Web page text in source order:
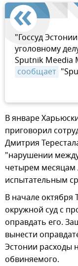
"Госсуд
уголовному
Sputnik Meedia
сообщает
В январе
приговорил
Дмитрия
"нарушении
четырем месяцам
испытательным
В начале октября
окружной суд с
оправдать его.
вынести
Эстонии
обвиняемого.